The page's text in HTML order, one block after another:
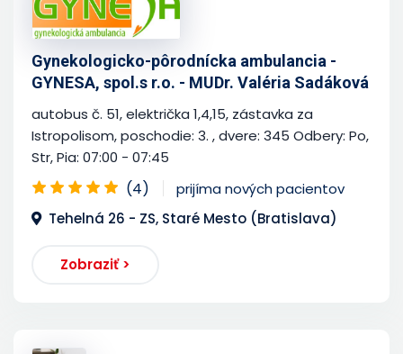
Gynekologicko-pôrodnícka ambulancia -
GYNESA, spol.s r.o. - MUDr. Valéria Sadáková
autobus č. 51, električka 1,4,15, zástavka za
Istropolisom, poschodie: 3. , dvere: 345 Odbery: Po,
Str, Pia: 07:00 - 07:45
(4)
prijíma nových pacientov
Tehelná 26 - ZS, Staré Mesto (Bratislava)
Zobraziť >